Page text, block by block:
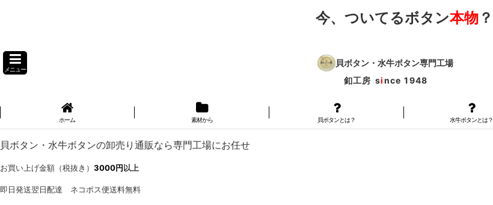
今、ついてるボタン本物？
メニュー
貝ボタン・水牛ボタン専門工場
釦工房 since 1948
ホーム 素材から 貝ボタンとは？ 水牛ボタンとは？
貝ボタン・水牛ボタンの卸売り通販なら専門工場にお任せ
お買い上げ金額（税抜き） 3000円以上
即日発送翌日配達 ネコポス便送料無料